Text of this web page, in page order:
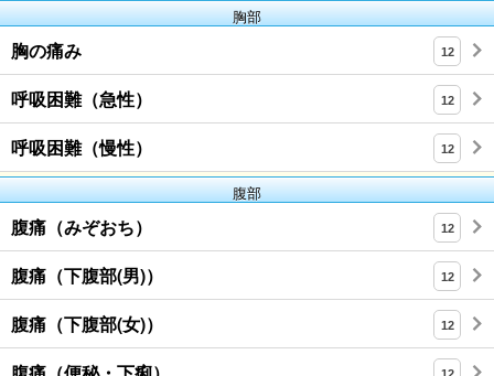
胸部
胸の痛み 12
呼吸困難（急性） 12
呼吸困難（慢性） 12
腹部
腹痛（みぞおち） 12
腹痛（下腹部(男)） 12
腹痛（下腹部(女)） 12
12